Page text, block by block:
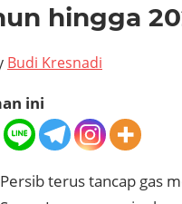
hingga
Budi Kresnadi
ini
Persib terus tancap